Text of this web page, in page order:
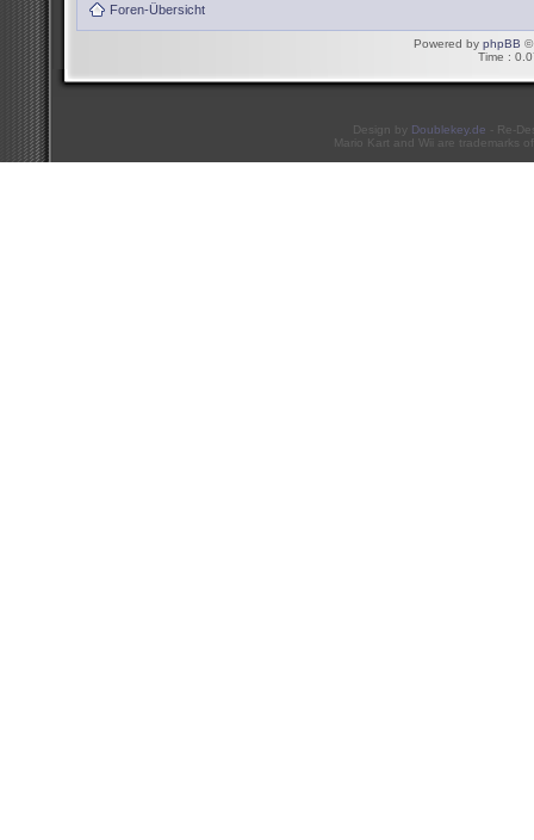
Foren-Übersicht
Powered by phpBB ©
Time :
Design by Doublekey.de - Re-
Mario Kart and Wii are trademarks